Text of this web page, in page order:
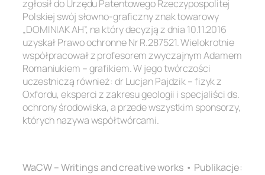
zgłosił do Urzędu Patentowego Rzeczypospolitej
Polskiej swój słowno-graficzny znak towarowy
„DOMINIAK AH”, na który decyzją z dnia 10.11.2016
uzyskał Prawo ochronne Nr R.287521. Wielokrotnie
współpracował z profesorem zwyczajnym Adamem
Romaniukiem – grafikiem. W jego twórczości
uczestniczą również: dr Lucjan Pajdzik – fizyk z
Oxfordu, eksperci z zakresu geologii i specjaliści ds.
ochrony środowiska, a przede wszystkim sponsorzy,
których nazywa współtwórcami.
WaCW – Writings and creative works • Publikacje: